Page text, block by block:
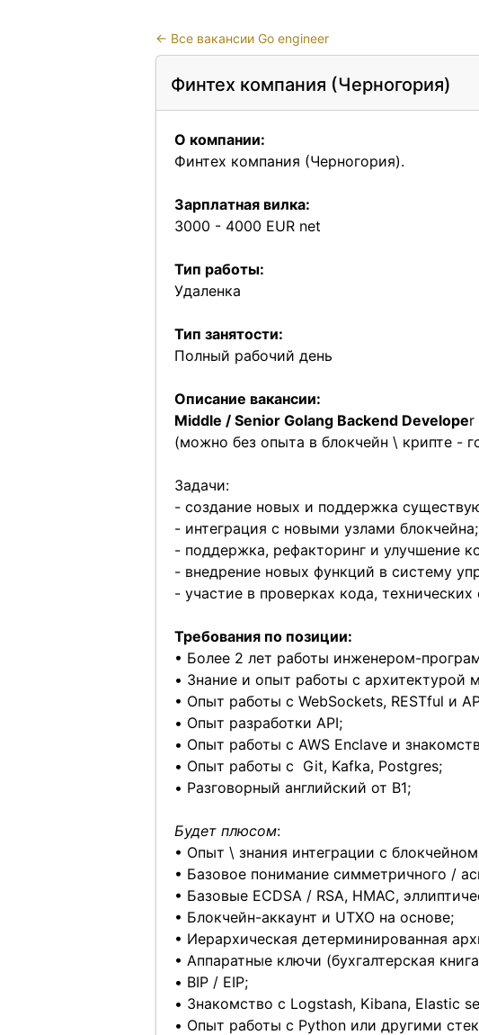
← Все вакансии Go engineer
Финтех компания (Черногория)
О компании:
Финтех компания (Черногория).
Зарплатная вилка:
3000 - 4000 EUR net
Тип работы:
Удаленка
Тип занятости:
Полный рабочий день
Описание вакансии:
Middle / Senior Golang Backend Developer
(можно без опыта в блокчейн \ крипте -
Задачи:
- создание новых и поддержка
- интеграция с новыми узлами блокчейна;
- поддержка, рефакторинг и улучшение
- внедрение новых функций в систему
- участие в проверках кода,
Требования по позиции:
• Более 2 лет работы инженером-
• Знание и опыт работы с архитектурой
• Опыт работы с WebSockets, RESTful и
• Опыт разработки API;
• Опыт работы с AWS Enclave и
• Опыт работы с Git, Kafka, Postgres;
• Разговорный английский от В1;
Будет плюсом:
• Опыт \ знания интеграции с
• Базовое понимание симметричного /
• Базовые ECDSA / RSA, HMAC,
• Блокчейн-аккаунт и UTXO на основе;
• Иерархическая детерминированная
• Аппаратные ключи (бухгалтерская
• BIP / EIP;
• Знакомство с Logstash, Kibana, Elastic
• Опыт работы с Python или другими